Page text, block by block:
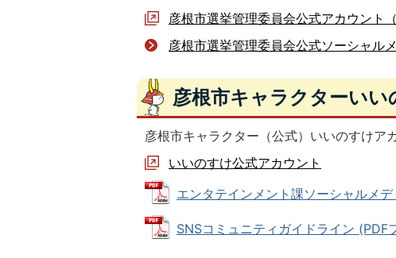
彦根市選挙管理委員会公式アカウント
彦根市選挙管理委員会公式ソーシャル
彦根市キャラクターいい
彦根市キャラクター（公式）いいのすけア
いいのすけ公式アカウント
エンタテインメント課ソーシャルメ
SNSコミュニティガイドライン (PDF